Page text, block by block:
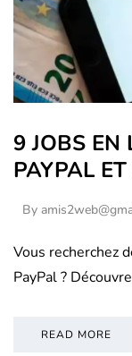
9 JOBS EN
PAYPAL
By
Vous recherchez
PayPal ?
READ MORE